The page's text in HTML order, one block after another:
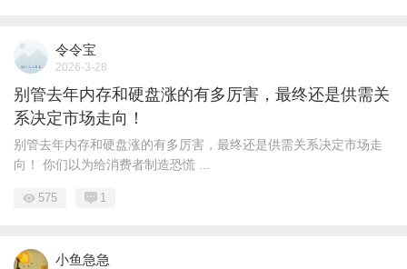
令令宝
2026-3-28
别管去年内存和硬盘涨的有多厉害，最终还是供需关
系决定市场走向！
别管去年内存和硬盘涨的有多厉害，最终还是供需关系决定市场走
向！ 你们以为给消费者制造恐慌 ...
575 1
小鱼急急